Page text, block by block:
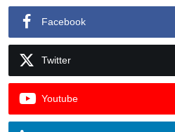
Facebook
Twitter
Youtube